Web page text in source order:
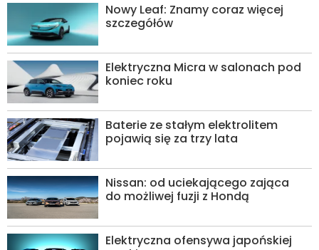
Nowy Leaf: Znamy coraz więcej
szczegółów
Elektryczna Micra w salonach pod
koniec roku
Baterie ze stałym elektrolitem
pojawią się za trzy lata
Nissan: od uciekającego zająca
do możliwej fuzji z Hondą
Elektryczna ofensywa japońskiej